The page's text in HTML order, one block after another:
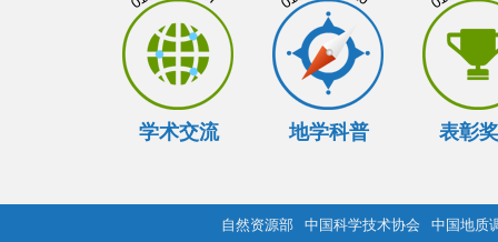
01068999397
学术交流
01068990110
地学科普 表彰
自然资源部 中国科学技术协会 中国地质